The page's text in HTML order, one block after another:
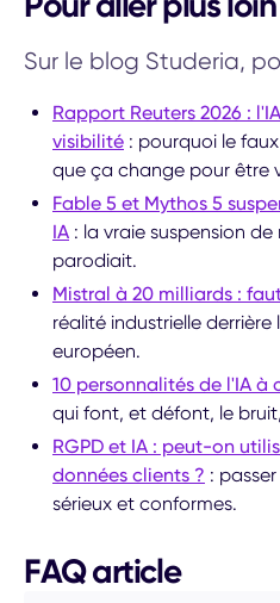
Sur le blog Studeria,
Rapport Reuters 2026 :
visibilité : pourquoi le
que ça change pour être
Fable 5 et Mythos 5
IA : la vraie suspension
parodiait.
Mistral à 20 milliards :
réalité industrielle
européen.
10 personnalités de l'IA à
qui font, et défont, le
RGPD et IA : peut-on
données clients ? :
sérieux et conformes.
FAQ article